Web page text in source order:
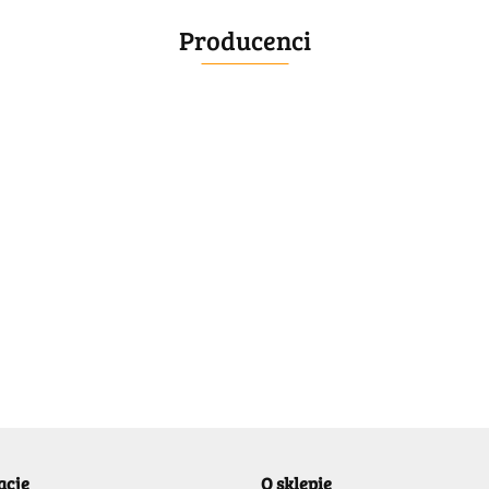
Producenci
O sklepie